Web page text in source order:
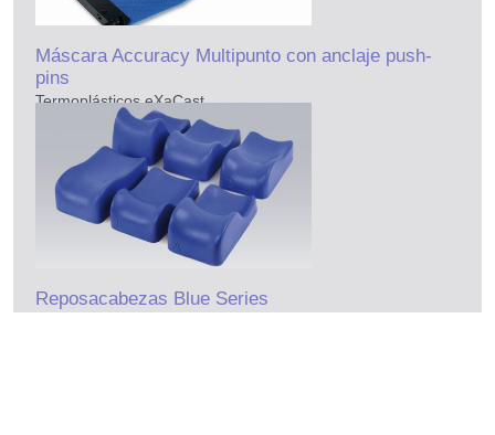
Máscara Accuracy Multipunto con anclaje push-
pins
Termoplásticos eXaCast
Reposacabezas Blue Series